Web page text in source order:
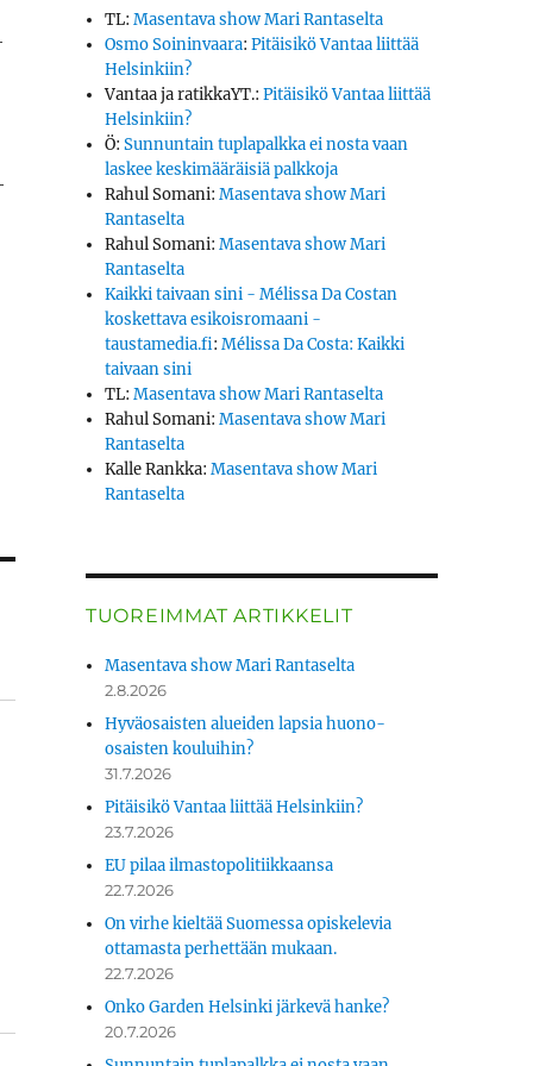
TL:Masentava show Mari Rantaselta
Osmo Soininvaara:Pitäisikö Vantaa liittää
Helsinkiin?
Vantaa ja ratikkaYT.:Pitäisikö Vantaa liittää
Helsinkiin?
Ö:Sunnuntain tuplapalkka ei nosta vaan
laskee keskimääräisiä palkkoja
Rahul Somani:Masentava show Mari
Rantaselta
Rahul Somani:Masentava show Mari
Rantaselta
Kaikki taivaan sini - Mélissa Da Costan
koskettava esikoisromaani -
taustamedia.fi:Mélissa Da Costa: Kaikki
taivaan sini
TL:Masentava show Mari Rantaselta
Rahul Somani:Masentava show Mari
Rantaselta
Kalle Rankka:Masentava show Mari
Rantaselta
TUOREIMMAT ARTIKKELIT
Masentava show Mari Rantaselta
2.8.2026
Hyväosaisten alueiden lapsia huono-
osaisten kouluihin?
31.7.2026
Pitäisikö Vantaa liittää Helsinkiin?
23.7.2026
EU pilaa ilmastopolitiikkaansa
22.7.2026
On virhe kieltää Suomessa opiskelevia
ottamasta perhettään mukaan.
22.7.2026
Onko Garden Helsinki järkevä hanke?
20.7.2026